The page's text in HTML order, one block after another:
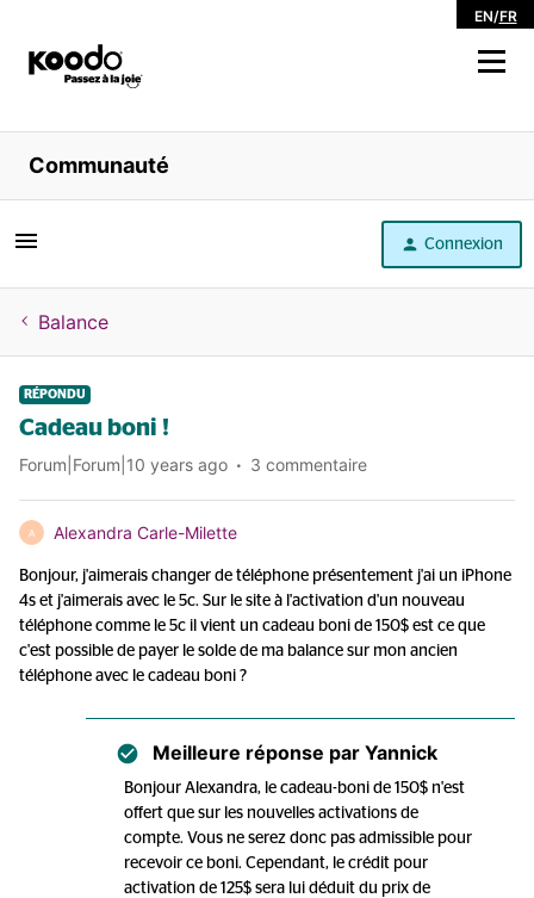
EN/FR
Magasiner
Libre service
Aide
Communauté
Connexion
Balance
RÉPONDU
Cadeau boni !
Forum|Forum|10 years ago 3 commentaire
A Alexandra Carle-Milette
Bonjour, j'aimerais changer de téléphone présentement j'ai un iPhone
4s et j'aimerais avec le 5c. Sur le site à l'activation d'un nouveau
téléphone comme le 5c il vient un cadeau boni de 150$ est ce que
c'est possible de payer le solde de ma balance sur mon ancien
téléphone avec le cadeau boni ?
Meilleure réponse par Yannick
Bonjour Alexandra, le cadeau-boni de 150$ n'est
offert que sur les nouvelles activations de
compte. Vous ne serez donc pas admissible pour
recevoir ce boni. Cependant, le crédit pour
activation de 125$ sera lui déduit du prix de